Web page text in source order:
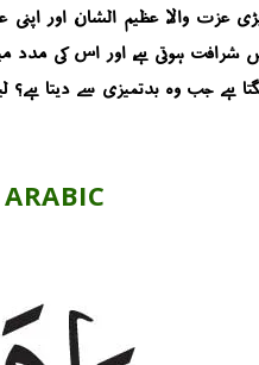
عزت والا، عظیم الشان، اور
ہوتی ہے، اور اس کی مدد
ہے جب وہ بدتمیزی سے دیتا ہے؟